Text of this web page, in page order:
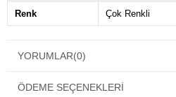
Renk Çok Renkli
YORUMLAR(0)
ÖDEME SEÇENEKLERI